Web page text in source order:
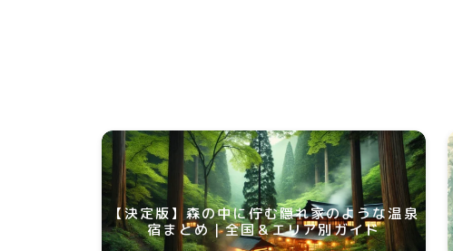
【決定版】森の中に佇む隠れ家のような温泉
宿まとめ｜全国＆エリア別ガイド